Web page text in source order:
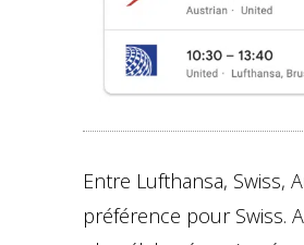
Entre Lufthansa, Swiss,
préférence pour Swiss.